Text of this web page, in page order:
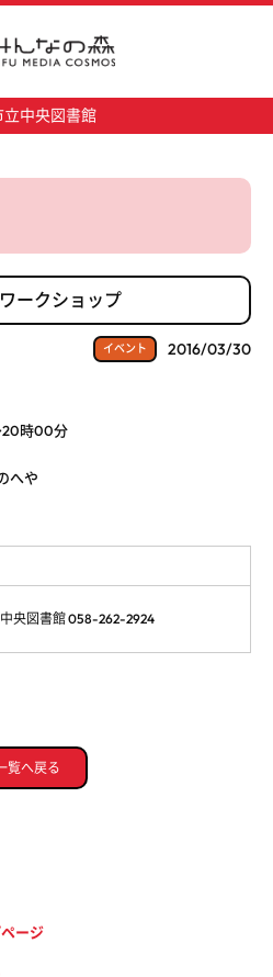
立中央図書館
ークショップ
イベント 2016/03/30
20時00分
へや
央図書館 058-262-2924
覧へ戻る
ージ